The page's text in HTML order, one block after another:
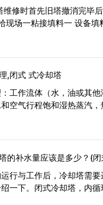
修时首先旧塔撤消完毕
现场一粘接填料一 设备
,闭式 式冷却塔
工作流体（水，油或其
空气行程饱和湿热蒸汽
的补水量应该是多少？(
行与工作后，冷却塔需
一下。闭式冷却塔，内